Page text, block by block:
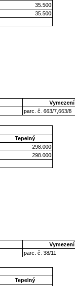
35.500
35.500
Vymezení
parc. č. 663/7,663/8
Tepelný
298.000
298.000
Vymezení
parc. č. 38/11
Tepelný